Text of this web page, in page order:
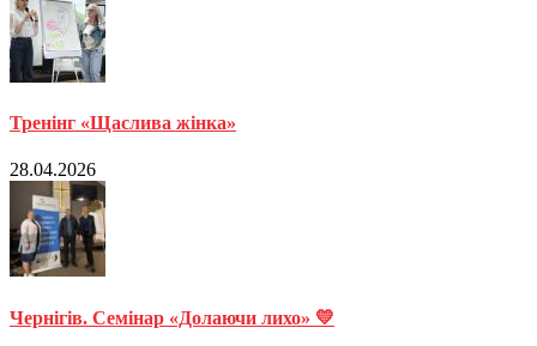
Тренінг «Щаслива жінка»
28.04.2026
Чернігів. Семінар «Долаючи лихо» 💛